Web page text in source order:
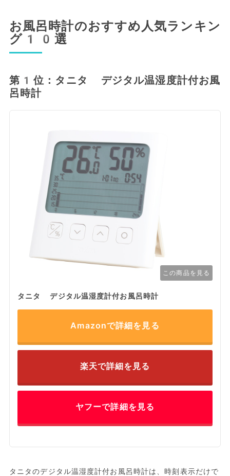
お風呂時計のおすすめ人気ランキン
グ10選
第1位：タニタ デジタル温湿度計付お風
呂時計
この商品を見る
タニタ デジタル温湿度計付お風呂時計
Amazonで詳細を見る
楽天で詳細を見る
ヤフーで詳細を見る
タニタのデジタル温湿度計付お風呂時計は、時刻表示だけで